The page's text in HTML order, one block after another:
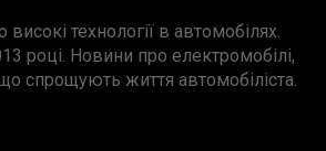
технології в автомобілях.
році. Новини про електромобілі,
що спрощують життя автомобіліста.